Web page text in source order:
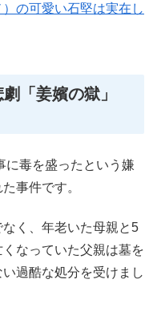
の可愛い石堅は実在し
「姜嬪の獄」
に毒を盛ったという嫌
事件です。
く、年老いた母親と5
なっていた父親は墓を
過酷な処分を受けまし